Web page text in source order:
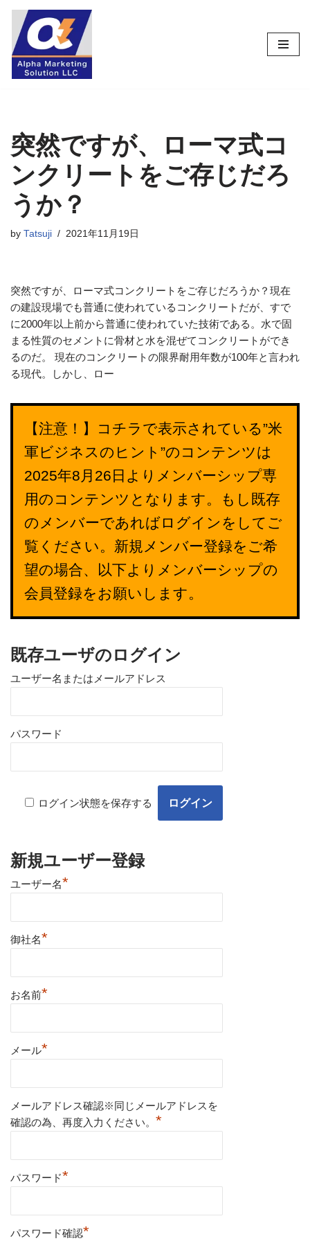
コ
ン
テ
ス
キ
ッ
プ
突然ですが、ローマ式コ
ンクリートをご存じだろ
うか？
by Tatsuji 2021年11月19日
突然ですが、ローマ式コンクリートをご存じだろうか？現在
の建設現場でも普通に使われているコンクリートだが、すで
に2000年以上前から普通に使われていた技術である。水で固
まる性質のセメントに骨材と水を混ぜてコンクリートができ
るのだ。 現在のコンクリートの限界耐用年数が100年と言われ
る現代。しかし、ロー
【注意！】コチラで表示されている”米
軍ビジネスのヒント”のコンテンツは
2025年8月26日よりメンバーシップ専
用のコンテンツとなります。もし既存
のメンバーであればログインをしてご
覧ください。新規メンバー登録をご希
望の場合、以下よりメンバーシップの
会員登録をお願いします。
既存ユーザのログイン
ユーザー名またはメールアドレス
パスワード
ログイン状態を保存する
新規ユーザー登録
ユーザー名*
御社名*
お名前*
メール*
メールアドレス確認※同じメールアドレスを
確認の為、再度入力ください。 *
パスワード*
パスワード確認*